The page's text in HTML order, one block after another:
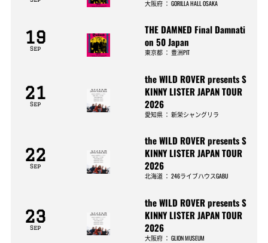
大阪府 ：GORILLA HALL OSAKA
19
Sep
THE DAMNED Final Damnati
on 50 Japan
東京都 ：豊洲PIT
21
Sep
the WILD ROVER presents S
KINNY LISTER JAPAN TOUR
2026
愛知県 ：新栄シャングリラ
22
Sep
the WILD ROVER presents S
KINNY LISTER JAPAN TOUR
2026
北海道 ：246ライブハウスGABU
23
Sep
the WILD ROVER presents S
KINNY LISTER JAPAN TOUR
2026
大阪府 ：GLION MUSEUM